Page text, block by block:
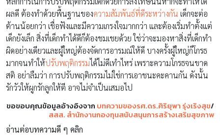
ผลดี ต้องทำด้วยพื้นฐานของความสัมพันธ์ที่ดีระหว่างกัน เด็กจะต่อ
ต้านน้อยกว่า เชื่อฟังและมีความเกรงใจมากกว่า และต้องเริ่มทำตั้งแต่
เด็กยังเล็ก สิ่งที่เด็กทำได้ดีก็ต้องชมเชยด้วย ใช่ว่าจะมองหาสิ่งที่เด็กทำ
ผิดอย่างเดียวและผู้ใหญ่ต้องจัดการอารมณ์ให้ดี บางครั้งผู้ใหญ่ก็โกรธ
มากจนทำให้ปรับพฤติกรรมได้ไม่ดีเทำไหร่ เพราะความโกรธจนขาด
สติ อย่าลืมว่า การปรับพฤติกรรมไม่ใช่การเอาชนะคะคานกัน ดังนั้น
รักวัวให้ผูกรักลูกให้ตี อาจไม่จำเป็นเสมอไป
ขอขอบคุณข้อมูลอ้างอิงจาก บทความของรศ.ดร.ศิริยุพา รุ่งเริงสุข/
สสส. สำนักงานกองทุนสนับสนุนการสร้างเสริมสุขภาพ
อ่านต่อบทความดี ๆ คลิก